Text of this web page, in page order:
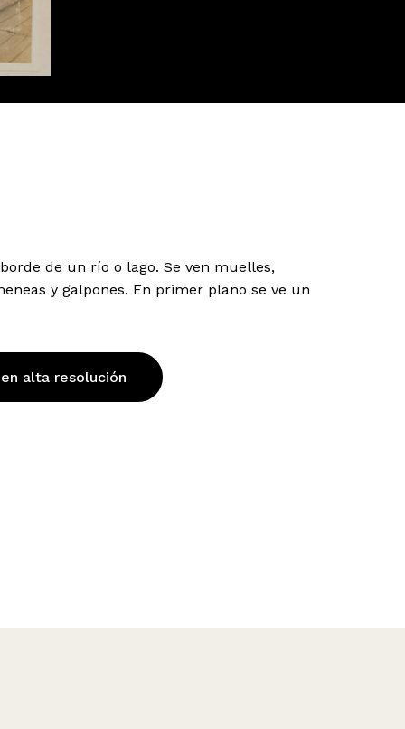
de un río o lago. Se ven muelles,
y galpones. En primer plano se ve un
alta resolución